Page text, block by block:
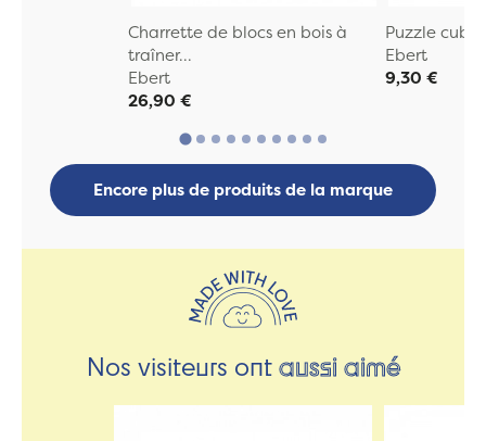
Charrette de blocs en bois à
traîner...
Ebert
26,90 €
Puzzle
Ebert
9,30 €
Encore plus de produits de la marque
Nos visiteurs ontaussi aimé